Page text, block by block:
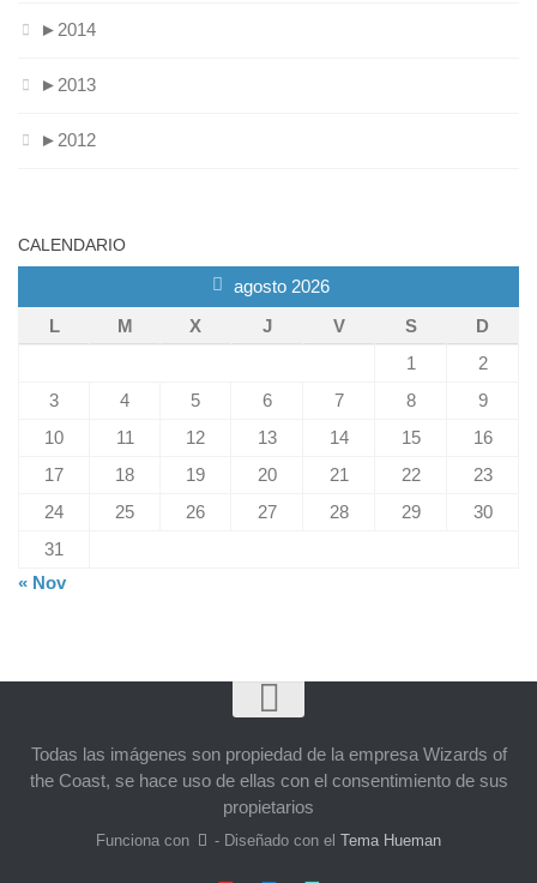
► 2014
► 2013
► 2012
CALENDARIO
agosto 2026
L
M X J V S
D
1
2
3
4 5 6 7 8
9
10
11 12 13 14 15
16
17
18 19 20 21 22
23
24
25 26 27 28 29
30
31
« Nov
Todas las imágenes son propiedad de la empresa Wizards of
the Coast, se hace uso de ellas con el consentimiento de sus
propietarios
Funciona con - Diseñado con elTema Hueman